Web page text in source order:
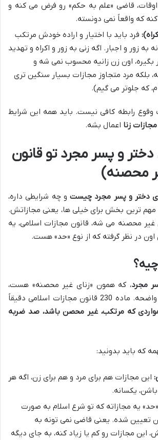
اوقات، قاضی «علم به حکم» رو فرض می کنه و
که واقعاً نمی دونسته.
فرد باید با اختیار و اراده خودش مرتکب
به زور و اجبار. اگه زنی به زور و اکراه و تهدید
بگیره، اون زن زانیه محسوب نمی شه و
بلکه مرد متجاوز مجازات بسیار سنگین تری
که جلوتر می گیم).
رابطه کافی نیست. باید همه این شرایط
مجازات زنا اعمال بشه.
دختر و پسر مجرد تو قانون
محصنه)
دختر و پسر مجرد چیست و چه شرایطی داره،
مهم ترین بخش برای خیلی ها، یعنی مجازاتش.
محصنه می شه، قانون مجازات اسلامی، یه
در نظر گرفته که از نوع «حد» هست.
مجرد، که همون «زنای غیر محصنه» هست،
مجازات اصلی خیلی واضحه. ماده 230 قانون مجازات اسلامی دقیقاً
که مرتکب، غیر محصن باشد، صد ضربه
که باید بدونید:
این مجازات هم برای مرد و هم برای زن، اگه هر
یکسانه.
«حد» یه مجازاته که تو شرع اسلام به صورت
شده. یعنی قاضی نمی تونه به
این مجازات رو کم یا زیاد کنه، به جای دیگه